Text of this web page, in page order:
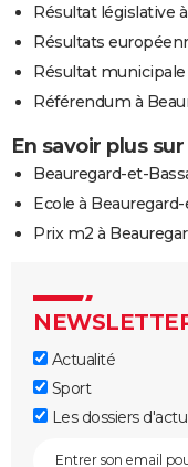
Résultat législative
Résultats
Résultat
Référendum à
En savoir plus
Beauregard-et-
Ecole à
Prix m2 à
Actualité
Sport
Les dossiers d'actu